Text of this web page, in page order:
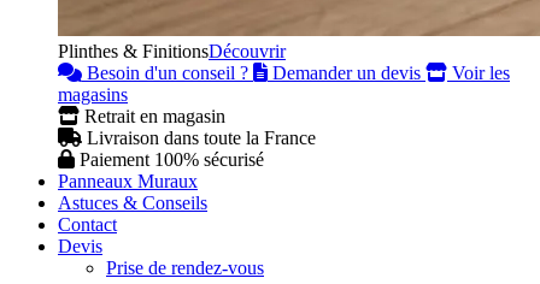
Plinthes & FinitionsDécouvrir
Besoin d'un conseil ?
Demander un devis
Voir les
magasins
Retrait en magasin
Livraison dans toute la France
Paiement 100% sécurisé
Panneaux Muraux
Astuces & Conseils
Contact
Devis
Prise de rendez-vous